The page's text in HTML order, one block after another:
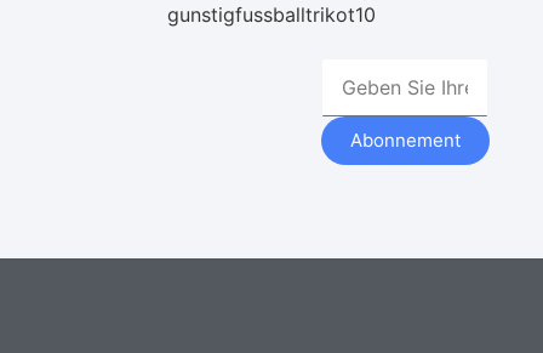
gunstigfussballtrikot10
Abonnement